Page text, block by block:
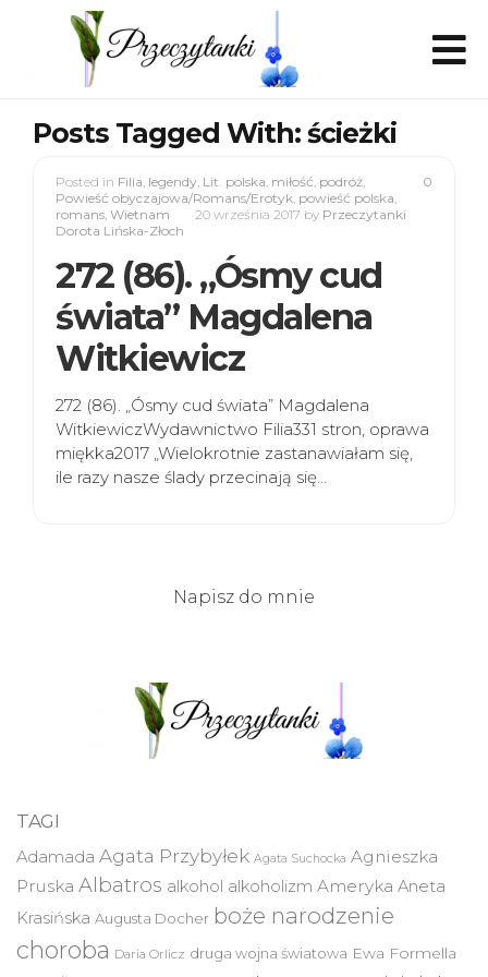
Posts Tagged With: ścieżki
0
Posted in Filia, legendy, Lit. polska, miłość, podróż,
Powieść obyczajowa/Romans/Erotyk, powieść polska,
romans, Wietnam 20 września 2017 by Przeczytanki
Dorota Lińska-Złoch
272 (86). „Ósmy cud
świata” Magdalena
Witkiewicz
272 (86). „Ósmy cud świata” Magdalena
WitkiewiczWydawnictwo Filia331 stron, oprawa
miękka2017 „Wielokrotnie zastanawiałam się,
ile razy nasze ślady przecinają się…
Napisz do mnie
TAGI
Adamada Agata Przybyłek Agata Suchocka Agnieszka
Pruska Albatros alkohol alkoholizm Ameryka Aneta
Krasińska Augusta Docher boże narodzenie
choroba Daria Orlicz druga wojna światowa Ewa Formella